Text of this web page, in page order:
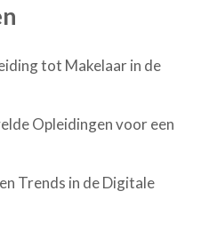
tot Makelaar in de
Opleidingen voor een
Trends in de Digitale